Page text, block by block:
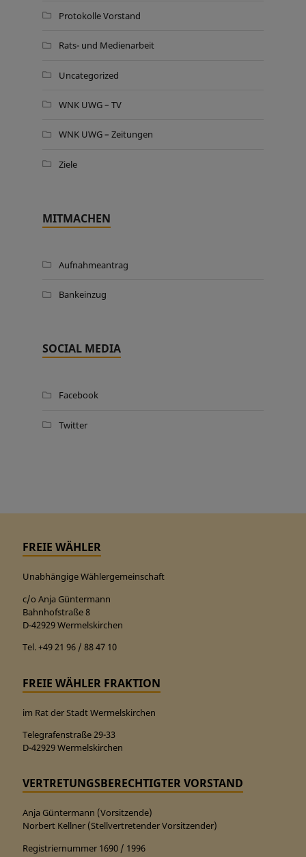
Protokolle Vorstand
Rats- und Medienarbeit
Uncategorized
WNK UWG – TV
WNK UWG – Zeitungen
Ziele
MITMACHEN
Aufnahmeantrag
Bankeinzug
SOCIAL MEDIA
Facebook
Twitter
FREIE WÄHLER
Unabhängige Wählergemeinschaft
c/o Anja Güntermann
Bahnhofstraße 8
D-42929 Wermelskirchen
Tel. +49 21 96 / 88 47 10
FREIE WÄHLER FRAKTION
im Rat der Stadt Wermelskirchen
Telegrafenstraße 29-33
D-42929 Wermelskirchen
VERTRETUNGSBERECHTIGTER VORSTAND
Anja Güntermann (Vorsitzende)
Norbert Kellner (Stellvertretender Vorsitzender)
Registriernummer 1690 / 1996